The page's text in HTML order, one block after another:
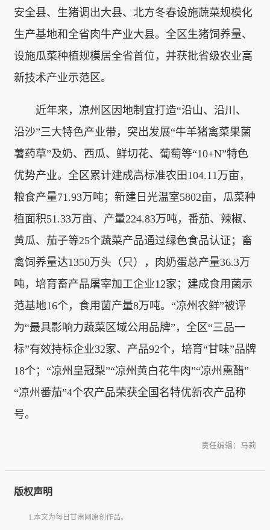
安全县、生猪调出大县、北方冬春设施蔬菜规模化
生产基地和全省肉牛产业大县。全区生猪饲养量、
设施瓜菜种植规模居全省首位，并获批省级农业高
新技术产业示范区。
近年来，凉州区因地制宜打造“沿山、沿川、
沿沙”三大特色产业带，突出发展“牛羊猪禽菜果菌
薯药草”及奶、西瓜、鲜切花、葡萄等“10+N”特色
优势产业。全区累计建成高标准农田104.11万亩，
粮食产量71.93万吨；新建日光温室5802亩，瓜菜种
植面积51.33万亩、产量224.83万吨，番茄、辣椒、
黄瓜、茄子等25个蔬菜产品通过绿色食品认证；畜
禽饲养量达1350万头（只），肉奶蛋总产量36.3万
吨，培育畜产品屠宰加工企业12家；建成食用菌示
范基地16个，食用菌产量8万吨。“凉州农鲜”被评
为“最具影响力蔬菜区域公用品牌”，全区“三品一
标”有效持标企业32家、产品92个，培育“甘味”品牌
18个；“凉州皇冠梨”“凉州黄白花牛肉”“凉州熏醋”
“凉州番茄”4个农产品荣获全国名特优新农产品称
号。
责任编辑：马莉
版权声明
1.本文为每日甘肃网原创作品。